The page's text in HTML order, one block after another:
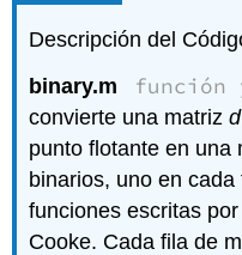
Descripción del
binary.m
convierte una matrizd
punto flotante en una
binarios, uno en
funciones escritas
Cooke. Cada fila de